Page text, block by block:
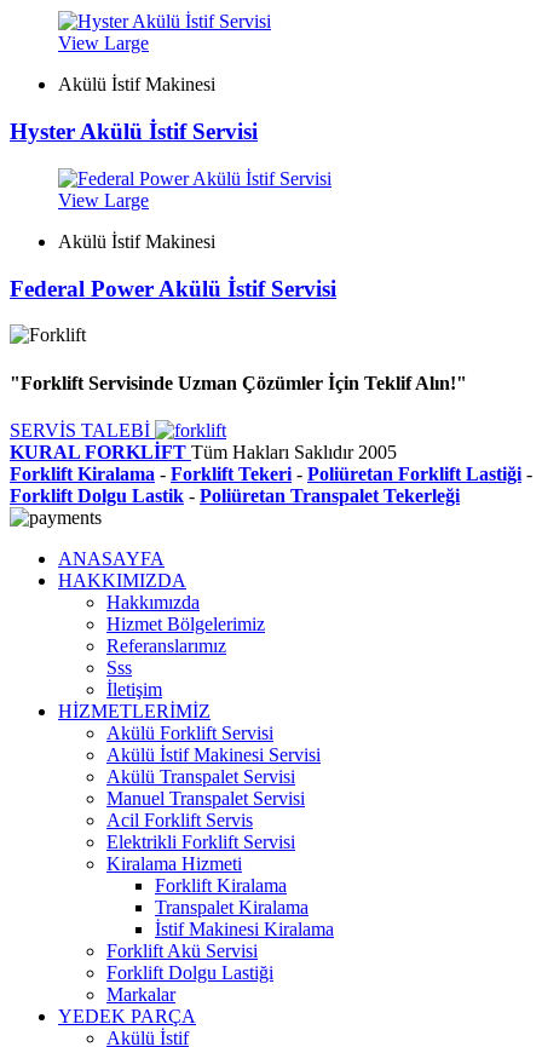
View Large
Akülü İstif Makinesi
Hyster Akülü İstif Servisi
View Large
Akülü İstif Makinesi
Federal Power Akülü İstif Servisi
"Forklift Servisinde Uzman Çözümler İçin Teklif Alın!"
SERVİS TALEBİ
KURAL FORKLİFT Tüm Hakları Saklıdır 2005
Forklift Kiralama - Forklift Tekeri - Poliüretan Forklift Lastiği -
Forklift Dolgu Lastik - Poliüretan Transpalet Tekerleği
ANASAYFA
HAKKIMIZDA
Hakkımızda
Hizmet Bölgelerimiz
Referanslarımız
Sss
İletişim
HİZMETLERİMİZ
Akülü Forklift Servisi
Akülü İstif Makinesi Servisi
Akülü Transpalet Servisi
Manuel Transpalet Servisi
Acil Forklift Servis
Elektrikli Forklift Servisi
Kiralama Hizmeti
Forklift Kiralama
Transpalet Kiralama
İstif Makinesi Kiralama
Forklift Akü Servisi
Forklift Dolgu Lastiği
Markalar
YEDEK PARÇA
Akülü İstif